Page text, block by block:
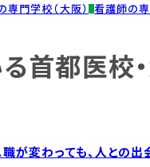
専門学校（大阪） 看護師の専
首都医校
が変わっても、人との出